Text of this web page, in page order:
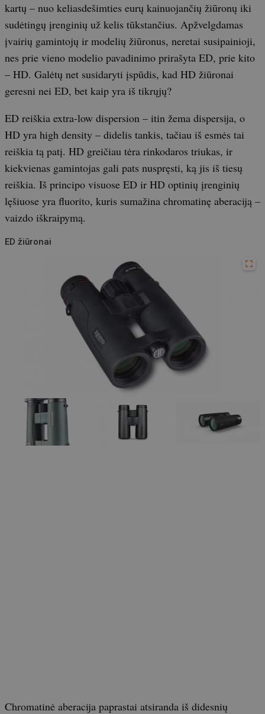
kartų – nuo keliasdešimties eurų kainuojančių žiūronų iki
sudėtingų įrenginių už kelis tūkstančius. Apžvelgdamas
įvairių gamintojų ir modelių žiūronus, neretai susipainioji,
nes prie vieno modelio pavadinimo prirašyta ED, prie kito
– HD. Galėtų net susidaryti įspūdis, kad HD žiūronai
geresni nei ED, bet kaip yra iš tikrųjų?
ED reiškia extra-low dispersion – itin žema dispersija, o
HD yra high density – didelis tankis, tačiau iš esmės tai
reiškia tą patį. HD greičiau tėra rinkodaros triukas, ir
kiekvienas gamintojas gali pats nuspręsti, ką jis iš tiesų
reiškia. Iš principo visuose ED ir HD optinių įrenginių
lęšiuose yra fluorito, kuris sumažina chromatinę aberaciją –
vaizdo iškraipymą.
ED žiūronai
Chromatinė aberacija paprastai atsiranda iš didesnių